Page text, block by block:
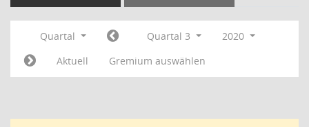
Quartal Quartal 3
2020
Aktuell
Gremium auswählen